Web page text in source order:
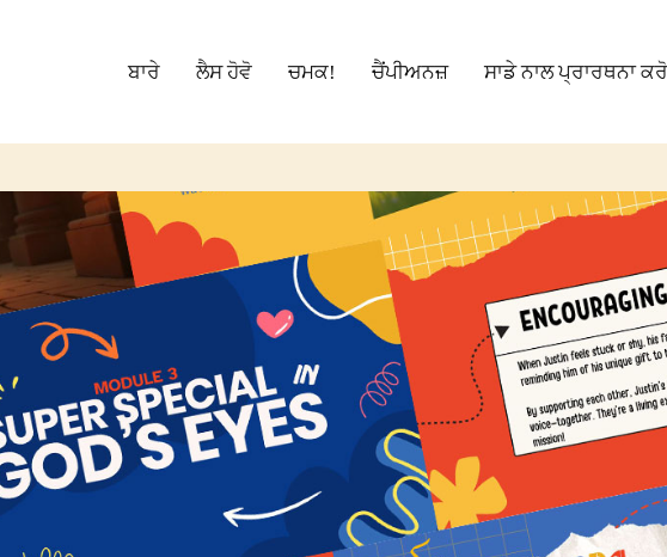
ਬਾਰੇ ਲੈਸ ਹੋਵੋ ਚਮਕ! ਚੈਂਪੀਅਨਜ਼ ਸਾਡੇ ਨਾਲ ਪ੍ਰਾਰਥਨਾ ਕਰੋ